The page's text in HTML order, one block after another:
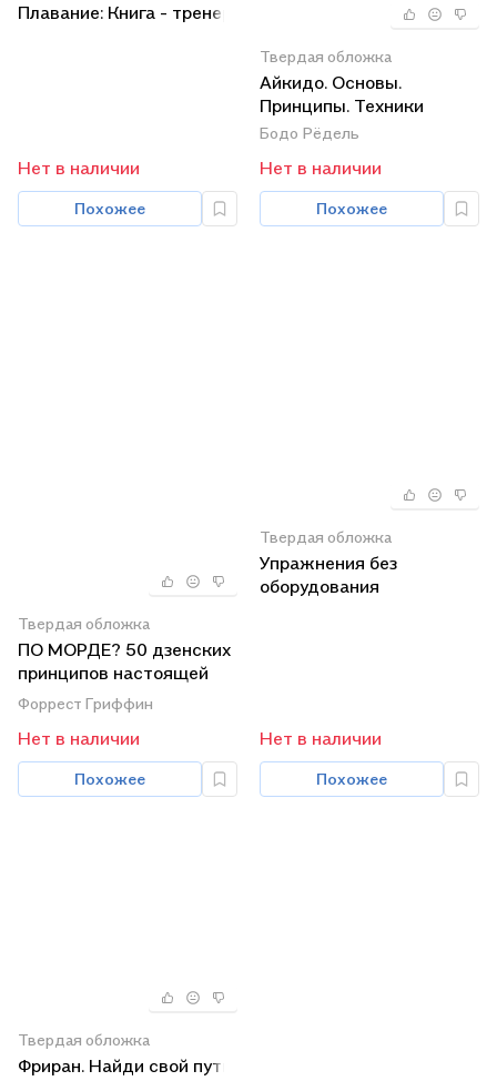
Плавание: Книга - тренер
Нет в наличии
Похожее
Твердая обложка
Айкидо. Основы.
Принципы. Техники
Бодо Рёдель
Нет в наличии
Похожее
Твердая обложка
ПО МОРДЕ? 50 дзенских
принципов настоящей
драки
Форрест Гриффин
Нет в наличии
Похожее
Твердая обложка
Упражнения без
оборудования
Нет в наличии
Похожее
Твердая обложка
Фриран. Найди свой путь